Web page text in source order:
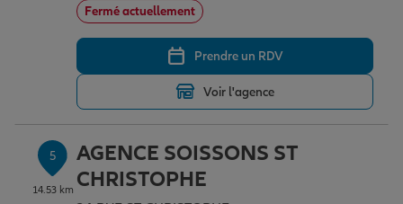
Fermé actuellement
Prendre un RDV
Voir l'agence
5
14.53 km
AGENCE SOISSONS ST
CHRISTOPHE